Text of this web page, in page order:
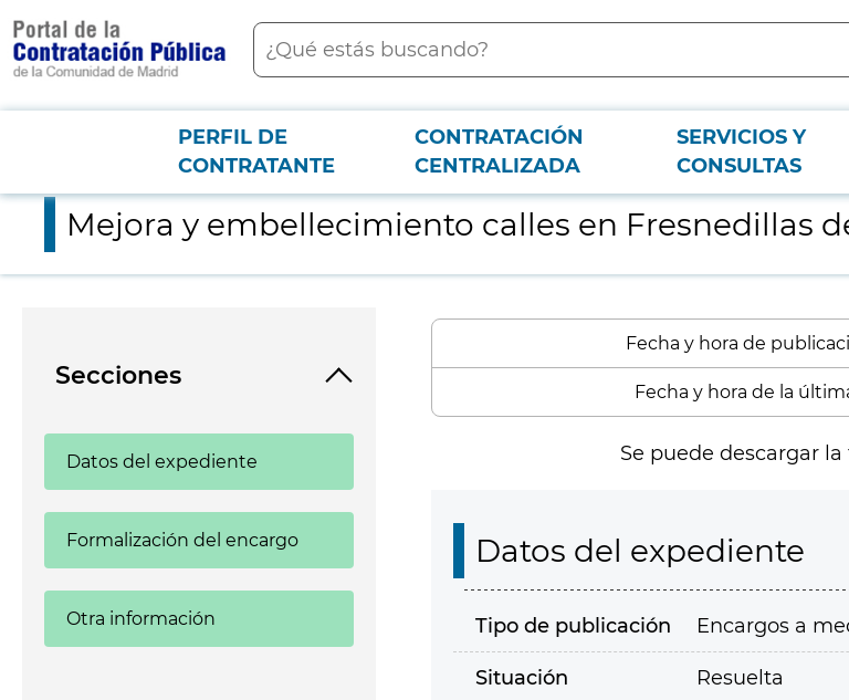
contenido
principal
Buscar
Menú PCON
PERFIL DE
CONTRATANTE
CONTRATACIÓN
CENTRALIZADA
SERVICIOS Y
CONSULTAS
Mejora y embellecimiento calles en Fresnedillas de la Oliva
Mejora y embellecimiento calles en Fresnedillas
Secciones
Datos del expediente
Formalización del encargo
Otra información
Fecha y hora de
Fecha y hora de la
Se puede descargar
Datos del expediente
Tipo de publicación Encargos a
Situación Resuelta